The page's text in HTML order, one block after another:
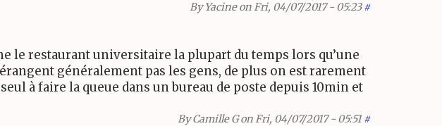
ByYacineon Fri, 04/07/2017 - 05:23 #
le restaurant universitaire la plupart du temps lors qu’une
généralement pas les gens, de plus on est rarement
à faire la queue dans un bureau de poste depuis 10min et
ByCamille Gon Fri, 04/07/2017 - 05:51 #